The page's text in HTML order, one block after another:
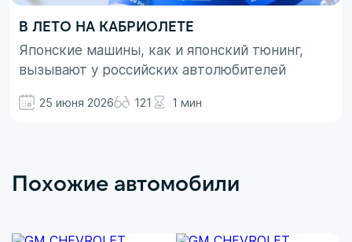
В ЛЕТО НА КАБРИОЛЕТЕ
Японские машины, как и японский тюнинг,
вызывают у российских автолюбителей
просто ассоциируются с вполне понятными
Здесь больше доминирует чувство безумного
25 июня 2026 121 1 мин
Похожие автомобили